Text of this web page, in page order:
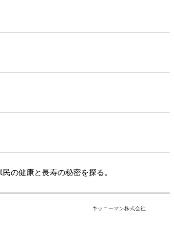
の健康と長寿の秘密を探る。
キッコーマン株式会社